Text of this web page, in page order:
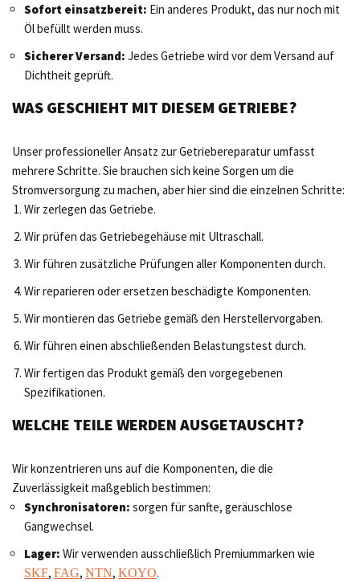
Sofort einsatzbereit: Ein anderes Produkt, das nur noch mit
Öl befüllt werden muss.
Sicherer Versand: Jedes Getriebe wird vor dem Versand auf
Dichtheit geprüft.
WAS GESCHIEHT MIT DIESEM GETRIEBE?
Unser professioneller Ansatz zur Getriebereparatur umfasst
mehrere Schritte. Sie brauchen sich keine Sorgen um die
Stromversorgung zu machen, aber hier sind die einzelnen Schritte:
Wir zerlegen das Getriebe.
Wir prüfen das Getriebegehäuse mit Ultraschall.
Wir führen zusätzliche Prüfungen aller Komponenten durch.
Wir reparieren oder ersetzen beschädigte Komponenten.
Wir montieren das Getriebe gemäß den Herstellervorgaben.
Wir führen einen abschließenden Belastungstest durch.
Wir fertigen das Produkt gemäß den vorgegebenen
Spezifikationen.
WELCHE TEILE WERDEN AUSGETAUSCHT?
Wir konzentrieren uns auf die Komponenten, die die
Zuverlässigkeit maßgeblich bestimmen:
Synchronisatoren: sorgen für sanfte, geräuschlose
Gangwechsel.
Lager: Wir verwenden ausschließlich Premiummarken wie
SKF, FAG, NTN, KOYO.